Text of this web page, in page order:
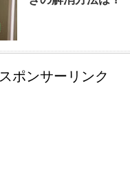
の産卵時期はいつ？
点滴でできたむくみを簡
病院が領収書を発
スポンサーリンク